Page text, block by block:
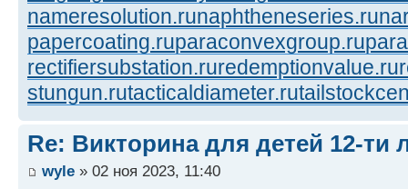
nameresolution.runaphtheneseries.ru
papercoating.ruparaconvexgroup.ru
rectifiersubstation.ruredemptionvalue.ru
stungun.rutacticaldiameter.ru
Re: Викторина для детей 12-ти
wyle » 02 ноя 2023, 11:40